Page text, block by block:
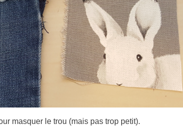
masquer le trou (mais pas trop petit).